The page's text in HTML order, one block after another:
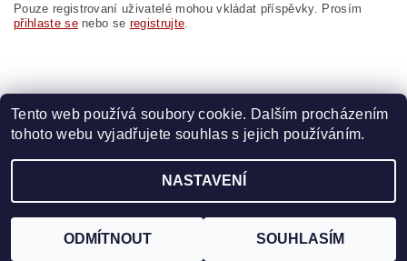
Pouze registrovaní uživatelé mohou vkládat příspěvky. Prosím
přihlaste senebo se registrujte
Zboží.cz | Heureka.cz | Vyšívací.cz | Crystalstyle.cz
2026 ©HOT-FIX, všechna práva vyhrazena
Tento web používá soubory cookie. Dalším procházením
tohoto webu vyjadřujete souhlas s jejich používáním.
NASTAVENÍ
ODMÍTNOUT SOUHLASÍM